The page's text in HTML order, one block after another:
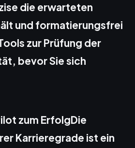
die erwarteten
und formatierungsfrei
zur Prüfung der
bevor Sie sich
zum ErfolgDie
Karrieregrade ist ein